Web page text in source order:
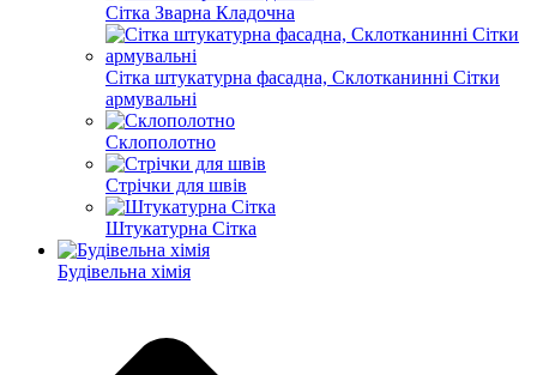
Сітка Зварна Кладочна
Сітка штукатурна фасадна, Склотканинні Сітки
армувальні
Склополотно
Стрічки для швів
Штукатурна Сітка
Будівельна хімія